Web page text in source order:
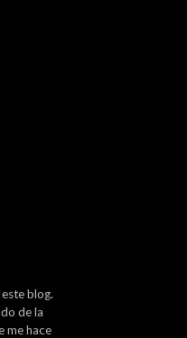
blog.
de la
me hace